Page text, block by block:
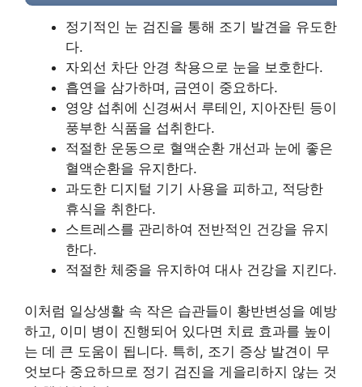
정기적인 눈 검진을 통해 조기 발견을 유도한
다.
자외선 차단 안경 착용으로 눈을 보호한다.
흡연을 삼가하며, 금연이 중요하다.
영양 섭취에 신경써서 루테인, 지아잔틴 등이
풍부한 식품을 섭취한다.
적절한 운동으로 혈액순환 개선과 눈에 좋은
혈액순환을 유지한다.
과도한 디지털 기기 사용을 피하고, 적당한
휴식을 취한다.
스트레스를 관리하여 전반적인 건강을 유지
한다.
적절한 체중을 유지하여 대사 건강을 지킨다.
이처럼 일상생활 속 작은 습관들이 황반변성을 예방
하고, 이미 병이 진행되어 있다면 치료 효과를 높이
는 데 큰 도움이 됩니다. 특히, 조기 증상 발견이 무
엇보다 중요하므로 정기 검진을 게을리하지 않는 것